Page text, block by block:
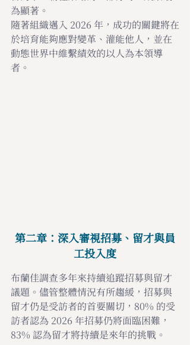
為顯著。
隨著組織邁入 2026 年，成功的關鍵將在
於培育能夠應對變革、灌能他人，並在
動態世界中維繫績效的以人為本領導
者。
第二章：深入審視招募、留才與員
工投入度
布蘭佳調查多年來持續追蹤招募與留才
議題。儘管整體情況有所趨緩，招募與
留才仍是受訪者的首要關切，80% 的受
訪者認為 2026 年招募仍將面臨困難，
83% 認為留才將持續是來年的挑戰。